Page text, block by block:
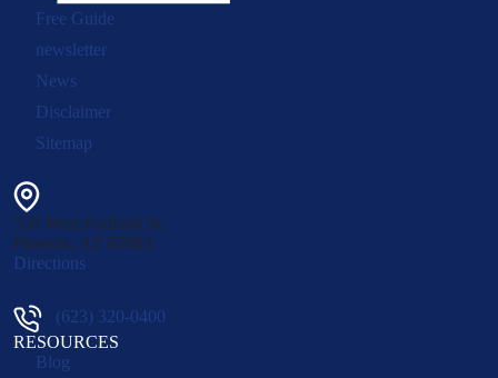
Free Guide
newsletter
News
Disclaimer
Sitemap
550 West Portland St.
Phoenix, AZ 85003
Directions
(623) 320-0400
RESOURCES
Blog